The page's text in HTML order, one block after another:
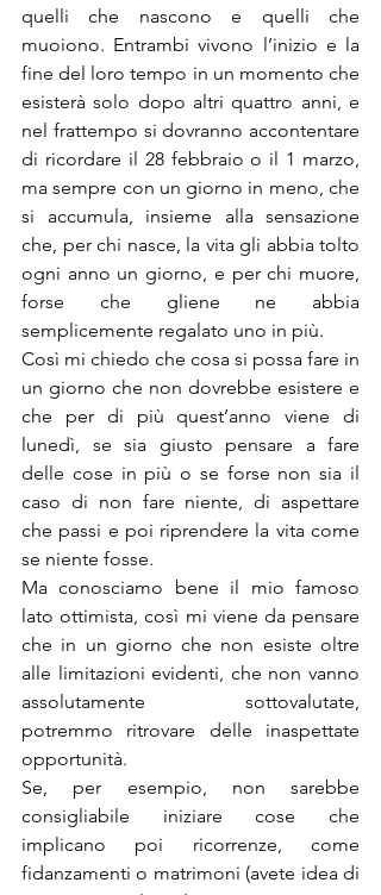
quelli che nascono e quelli che
muoiono. Entrambi vivono l’inizio e la
fine del loro tempo in un momento che
esisterà solo dopo altri quattro anni, e
nel frattempo si dovranno accontentare
di ricordare il 28 febbraio o il 1 marzo,
ma sempre con un giorno in meno, che
si accumula, insieme alla sensazione
che, per chi nasce, la vita gli abbia tolto
ogni anno un giorno, e per chi muore,
forse che gliene ne abbia
semplicemente regalato uno in più.
Così mi chiedo che cosa si possa fare in
un giorno che non dovrebbe esistere e
che per di più quest’anno viene di
lunedì, se sia giusto pensare a fare
delle cose in più o se forse non sia il
caso di non fare niente, di aspettare
che passi e poi riprendere la vita come
se niente fosse.
Ma conosciamo bene il mio famoso
lato ottimista, così mi viene da pensare
che in un giorno che non esiste oltre
alle limitazioni evidenti, che non vanno
assolutamente sottovalutate,
potremmo ritrovare delle inaspettate
opportunità.
Se, per esempio, non sarebbe
consigliabile iniziare cose che
implicano poi ricorrenze, come
fidanzamenti o matrimoni (avete idea di